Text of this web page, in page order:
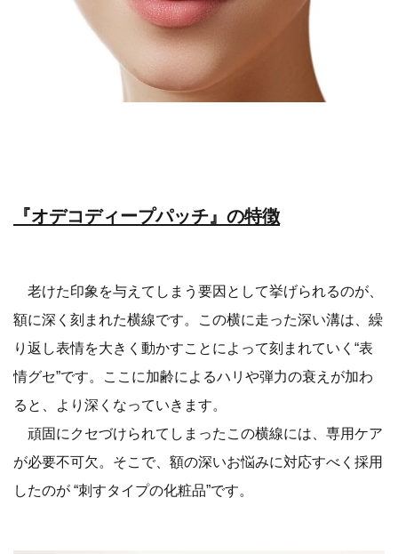
『オデコディープパッチ』の特徴
老けた印象を与えてしまう要因として挙げられるのが、
額に深く刻まれた横線です。この横に走った深い溝は、繰
り返し表情を大きく動かすことによって刻まれていく“表
情グセ”です。ここに加齢によるハリや弾力の衰えが加わ
ると、より深くなっていきます。
頑固にクセづけられてしまったこの横線には、専用ケア
が必要不可欠。そこで、額の深いお悩みに対応すべく採用
したのが “刺すタイプの化粧品”です。